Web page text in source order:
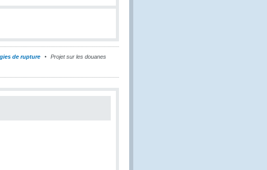
de rupture
Projet sur les douanes